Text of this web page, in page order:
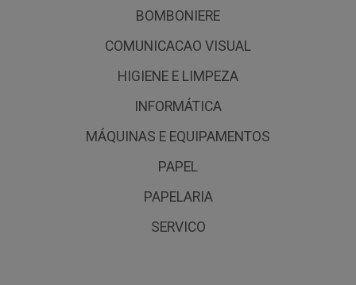
BOMBONIERE
COMUNICACAO VISUAL
HIGIENE E LIMPEZA
INFORMÁTICA
MÁQUINAS E EQUIPAMENTOS
PAPEL
PAPELARIA
SERVICO